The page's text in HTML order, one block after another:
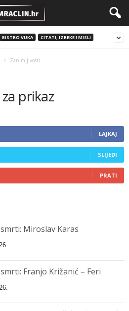
BISTRO VUKA CITATI, IZREKE I MISLI
Zanimljivosti
prikaz
LAJKAJ
SLIJEDI
PRATI
Miroslav Karas
Franjo Križanić – Feri